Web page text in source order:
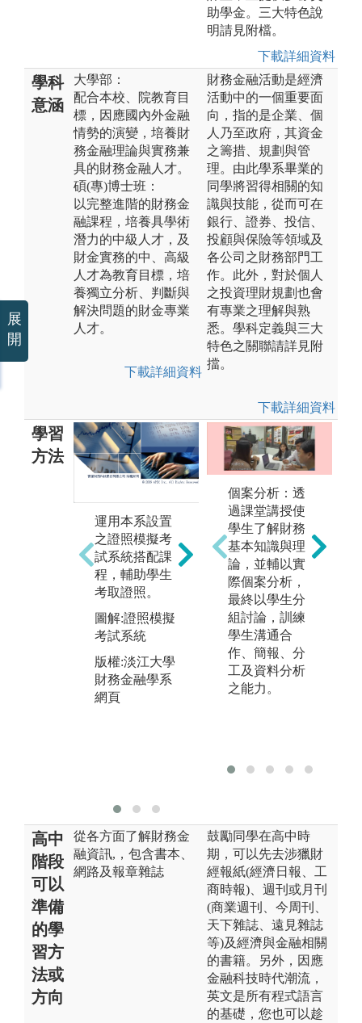
助學金。三大特色說
明請見附檔。
下載詳細資料
學科
意涵
大學部：
配合本校、院教育目
標，因應國內外金融
情勢的演變，培養財
務金融理論與實務兼
具的財務金融人才。
碩(專)博士班：
以完整進階的財務金
融課程，培養具學術
潛力的中級人才，及
財金實務的中、高級
人才為教育目標，培
養獨立分析、判斷與
解決問題的財金專業
人才。
下載詳細資料
財務金融活動是經濟
活動中的一個重要面
向，指的是企業、個
人乃至政府，其資金
之籌措、規劃與管
理。由此學系畢業的
同學將習得相關的知
識與技能，從而可在
銀行、證券、投信、
投顧與保險等領域及
各公司之財務部門工
作。此外，對於個人
之投資理財規劃也會
有專業之理解與熟
悉。學科定義與三大
特色之關聯請詳見附
擋。
下載詳細資料
學習
方法
運用本系設置
之證照模擬考
試系統搭配課
程，輔助學生
考取證照。
圖解:證照模擬
考試系統
版權:淡江大學
財務金融學系
網頁
於課堂中操作
模擬交易平
台，落實金融
交易實務運
作，並舉辦相
關競賽，幫助
學生學以致
用。
圖解:模擬交易
財務金融學系
個案分析：透
過課堂講授使
學生了解財務
基本知識與理
論，並輔以實
際個案分析，
最終以學生分
組討論，訓練
學生溝通合
作、簡報、分
工及資料分析
之能力。
高中
階段
可以
準備
的學
習方
法或
方向
從各方面了解財務金
融資訊,，包含書本、
網路及報章雜誌
鼓勵同學在高中時
期，可以先去涉獵財
經報紙(經濟日報、工
商時報)、週刊或月刊
(商業週刊、今周刊、
天下雜誌、遠見雜誌
等)及經濟與金融相關
的書籍。另外，因應
金融科技時代潮流，
英文是所有程式語言
的基礎，您也可以趁
展
開